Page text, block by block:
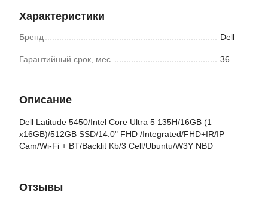
Характеристики
Бренд Dell
Гарантийный срок, мес. 36
Описание
Dell Latitude 5450/Intel Core Ultra 5 135H/16GB (1
x16GB)/512GB SSD/14.0" FHD /Integrated/FHD+IR/IP
Cam/Wi-Fi + BT/Backlit Kb/3 Cell/Ubuntu/W3Y NBD
Отзывы